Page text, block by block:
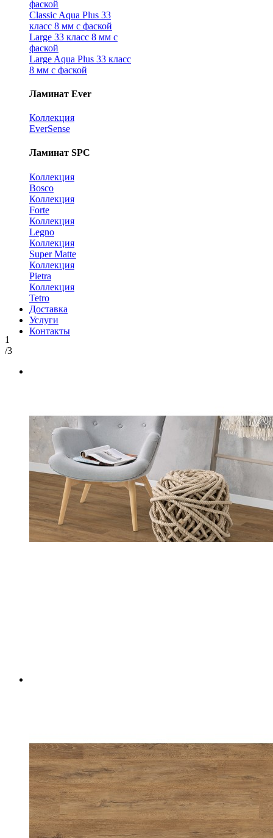
фаской
Classic Aqua Plus 33
класс 8 мм с фаской
Large 33 класс 8 мм с
фаской
Large Aqua Plus 33 класс
8 мм с фаской
Ламинат Ever
Коллекция
EverSense
Ламинат SPC
Коллекция
Bosco
Коллекция
Forte
Коллекция
Legno
Коллекция
Super Matte
Коллекция
Pietra
Коллекция
Tetro
Доставка
Услуги
Контакты
1
/3